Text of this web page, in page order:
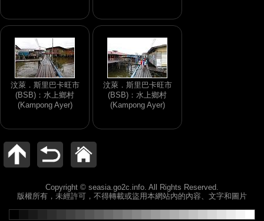
汶萊．斯里巴卡旺市
(BSB)：水上鄉村
(Kampong Ayer)
汶萊．斯里巴卡旺市
(BSB)：水上鄉村
(Kampong Ayer)
Copyright © seasia.go2c.info. All Rights Reserved.
版權所有，未經許可，不得轉載或盜用本網站內的內容、文字和圖片